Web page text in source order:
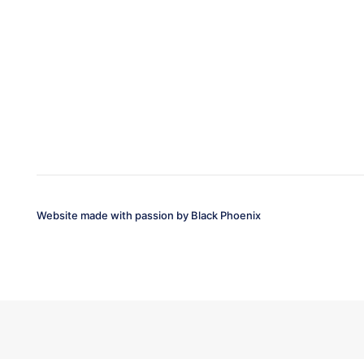
Website made with passion by Black Phoenix